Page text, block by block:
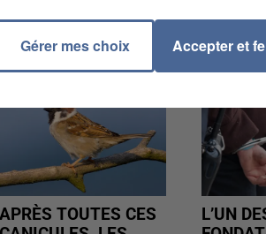
APRÈS TOUTES CES
L’UN
Gérer mes choix Accepter et